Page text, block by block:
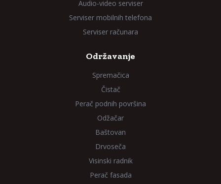
Audio-video serviser
Serviser mobilnih telefona
Serviser računara
Održavanje
Spremačica
Čistač
Perač podnih površina
Odžačar
Baštovan
Drvoseča
Visinski radnik
Perač fasada